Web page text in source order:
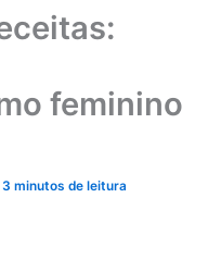
feminino
3 minutos de leitura